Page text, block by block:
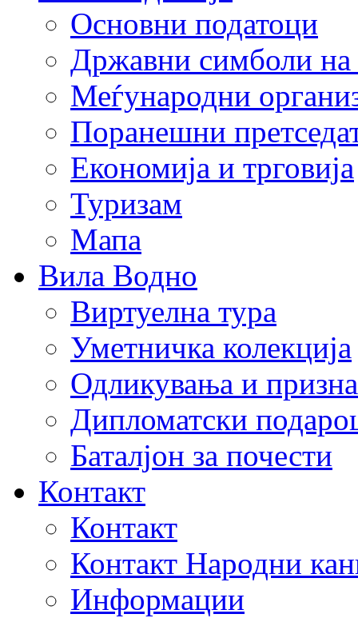
Основни податоци
Државни симболи
Меѓународни
Поранешни
Економија и трговија
Туризам
Мапа
Вила Водно
Виртуелна тура
Уметничка колекција
Одликувања и
Дипломатски
Баталјон за почести
Контакт
Контакт
Контакт Народни
Информации